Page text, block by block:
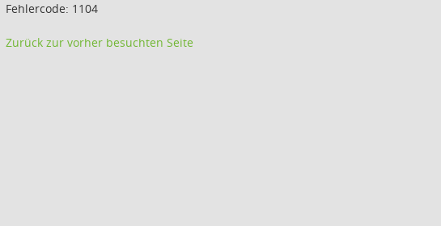
Fehlercode: 1104
Zurück zur vorher besuchten Seite